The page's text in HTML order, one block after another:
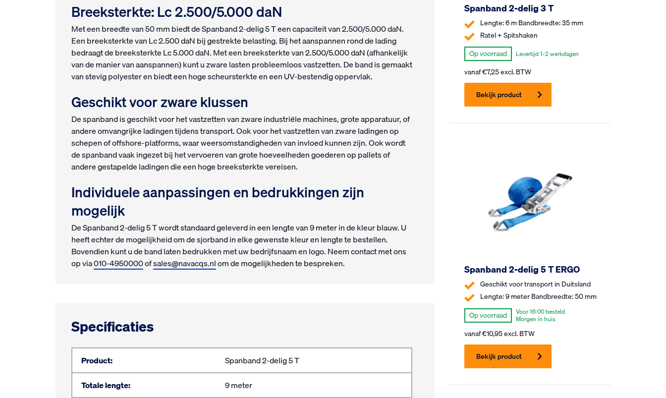
Breeksterkte: Lc 2.500/5.000 daN
Met een breedte van 50 mm biedt de Spanband 2-delig 5 T een capaciteit van 2.500/5.000 daN.
Een breeksterkte van Lc 2.500 daN bij gestrekte belasting. Bij het aanspannen rond de lading
bedraagt de breeksterkte Lc 5.000 daN. Met een breeksterkte van 2.500/5.000 daN (afhankelijk
van de manier van aanspannen) kunt u zware lasten probleemloos vastzetten. De band is gemaakt
van stevig polyester en biedt een hoge scheursterkte en een UV-bestendig oppervlak.
Geschikt voor zware klussen
De spanband is geschikt voor het vastzetten van zware industriële machines, grote apparatuur, of
andere omvangrijke ladingen tijdens transport. Ook voor het vastzetten van zware ladingen op
schepen of offshore-platforms, waar weersomstandigheden van invloed kunnen zijn. Ook wordt
de spanband vaak ingezet bij het vervoeren van grote hoeveelheden goederen op pallets of
andere gestapelde ladingen die een hoge breeksterkte vereisen.
Individuele aanpassingen en bedrukkingen zijn
mogelijk
De Spanband 2-delig 5 T wordt standaard geleverd in een lengte van 9 meter in de kleur blauw. U
heeft echter de mogelijkheid om de sjorband in elke gewenste kleur en lengte te bestellen.
Bovendien kunt u de band laten bedrukken met uw bedrijfsnaam en logo. Neem contact met ons
op via010-4950000ofsales@navacqs.nlom de mogelijkheden te bespreken.
Specificaties
Product:
Spanband 2-delig 5 T
Totale lengte:
9 meter
Spanband 2-delig 3 T
Lengte: 6 m Bandbreedte: 35 mm
Ratel + Spitshaken
Op voorraad
Levertijd 1-2 werkdagen
vanaf€7,25excl. BTW
Bekijk product
Spanband 2-delig 5 T ERGO
Geschikt voor transport in Duitsland
Lengte: 9 meter Bandbreedte: 50 mm
Op voorraad
Voor 16:00 besteld
Morgen in huis
vanaf€10,95excl. BTW
Bekijk product